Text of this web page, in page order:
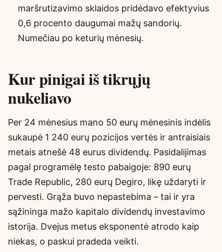
maršrutizavimo sklaidos pridėdavo efektyvius
0,6 procento daugumai mažų sandorių.
Numečiau po keturių mėnesių.
Kur pinigai iš tikrųjų
nukeliavo
Per 24 mėnesius mano 50 eurų mėnesinis indėlis
sukaupė 1 240 eurų pozicijos vertės ir antraisiais
metais atnešė 48 eurus dividendų. Pasidalijimas
pagal programėlę testo pabaigoje: 890 eurų
Trade Republic, 280 eurų Degiro, likę uždaryti ir
pervesti. Grąža buvo nepastebima – tai ir yra
sąžininga mažo kapitalo dividendų investavimo
istorija. Dvejus metus eksponentė atrodo kaip
niekas, o paskui pradeda veikti.